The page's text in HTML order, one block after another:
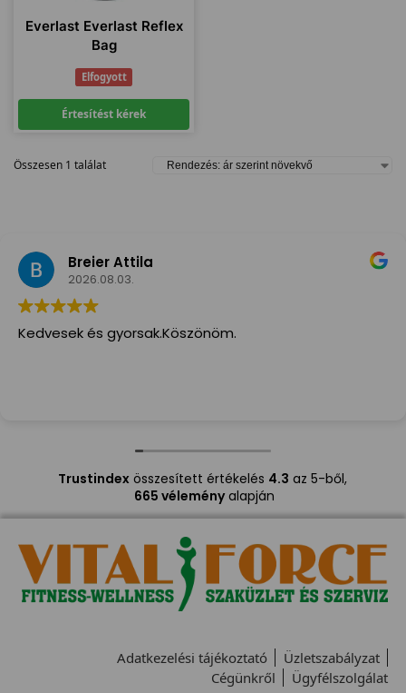
Everlast Everlast Reflex
Bag
Elfogyott
Értesítést kérek
Összesen 1 találat
Breier Attila
2026.08.03.
Kedvesek és gyorsak.Köszönöm.
Trustindexösszesített értékelés 4.3 az 5-ből,
665 véleményalapján
Adatkezelési tájékoztató
Üzletszabályzat
Cégünkről
Ügyfélszolgálat